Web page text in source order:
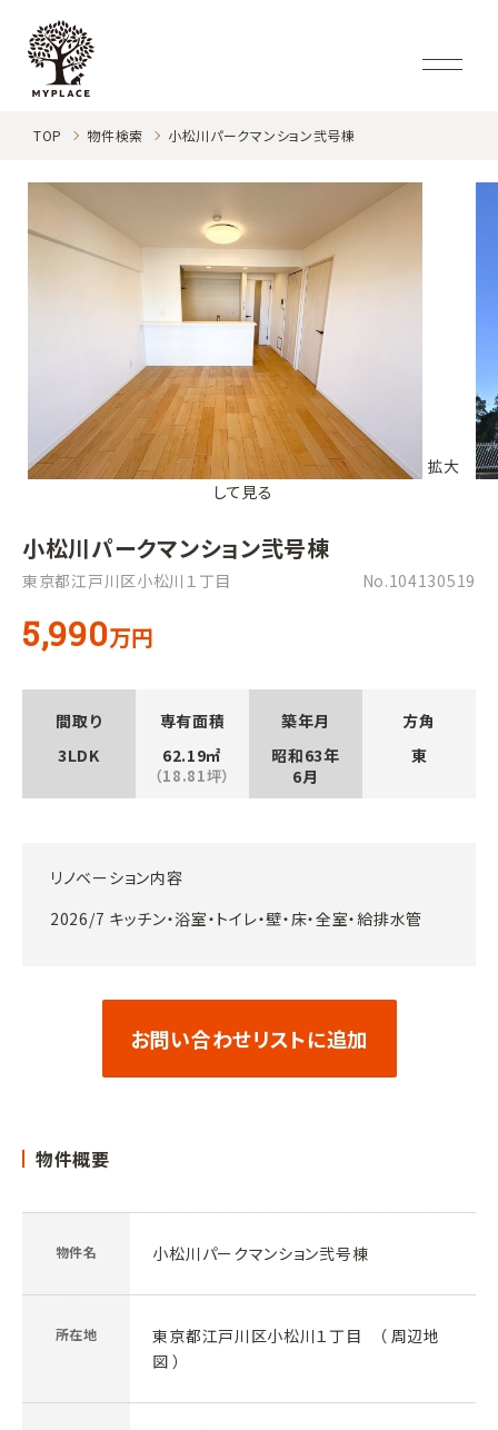
TOP 物件検索 小松川パークマンション弐号棟
拡大
して見る
小松川パークマンション弐号棟
東京都江戸川区小松川１丁目 No.104130519
5,990万円
間取り
3LDK
専有面積
62.19㎡
（18.81坪）
築年月
昭和63年
6月
方角
東
リノベーション内容
2026/7 キッチン・浴室・トイレ・壁・床・全室・給排水管
お問い合わせリストに追加
物件概要
物件名 小松川パークマンション弐号棟
所在地 東京都江戸川区小松川１丁目 （ 周辺地
図 ）